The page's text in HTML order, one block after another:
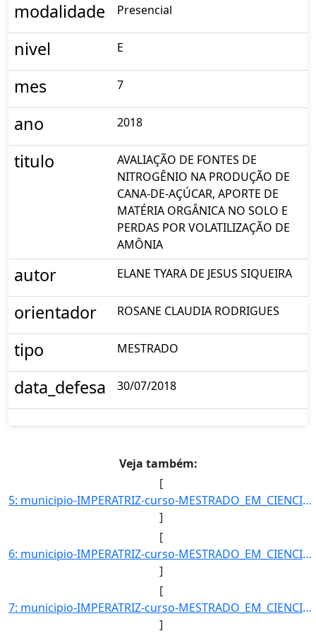
modalidade Presencial
nivel E
mes 7
ano 2018
titulo
AVALIAÇÃO DE FONTES DE
NITROGÊNIO NA PRODUÇÃO DE
CANA-DE-AÇÚCAR, APORTE DE
MATÉRIA ORGÂNICA NO SOLO E
PERDAS POR VOLATILIZAÇÃO DE
AMÔNIA
autor ELANE TYARA DE JESUS SIQUEIRA
orientador ROSANE CLAUDIA RODRIGUES
tipo MESTRADO
data_defesa 30/07/2018
Veja também:
[
5: municipio-IMPERATRIZ-curso-MESTRADO_EM_CIENCIA_DOS_MATERIAIS-turno-Matutino_e_Vespertino-modalidade-]
]
[
6: municipio-IMPERATRIZ-curso-MESTRADO_EM_CIENCIA_DOS_MATERIAIS-turno-Matutino_e_Vespertino-modalidade-]
]
[
7: municipio-IMPERATRIZ-curso-MESTRADO_EM_CIENCIA_DOS_MATERIAIS-turno-Matutino_e_Vespertino-modalidade-]
]